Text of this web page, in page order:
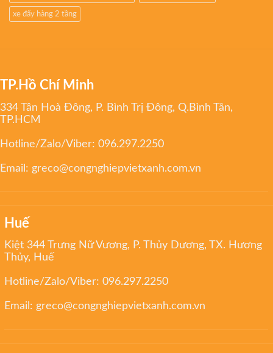
xe đẩy hàng 2 tầng
TP.Hồ Chí Minh
334 Tân Hoà Đông, P. Bình Trị Đông, Q.Bình Tân,
TP.HCM
Hotline/Zalo/Viber: 096.297.2250
Email: greco@congnghiepvietxanh.com.vn
Huế
Kiệt 344 Trưng Nữ Vương, P. Thủy Dương, TX. Hương
Thủy, Huế
Hotline/Zalo/Viber:096.297.2250
Email: greco@congnghiepvietxanh.com.vn